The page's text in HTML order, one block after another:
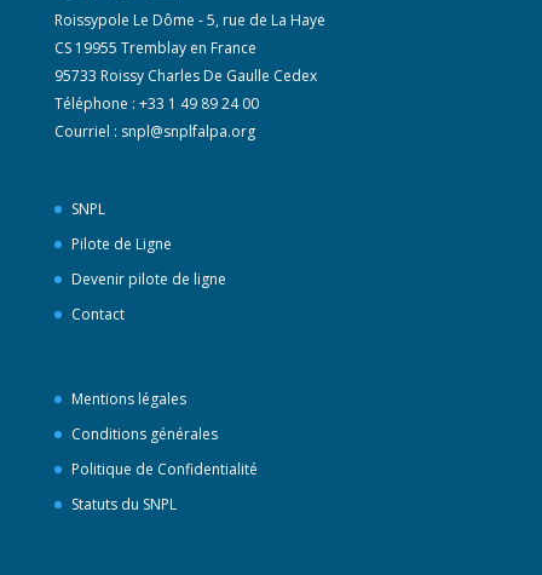
Roissypole Le Dôme - 5, rue de La Haye
CS 19955 Tremblay en France
95733 Roissy Charles De Gaulle Cedex
Téléphone : +33 1 49 89 24 00
Courriel : snpl@snplfalpa.org
SNPL
Pilote de Ligne
Devenir pilote de ligne
Contact
Mentions légales
Conditions générales
Politique de Confidentialité
Statuts du SNPL